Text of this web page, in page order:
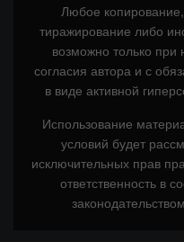
Любое
тиражирование либо
возможно только при
согласия автора и с
в виде активной
Использование
условий будет
исключительных прав
ответственность в